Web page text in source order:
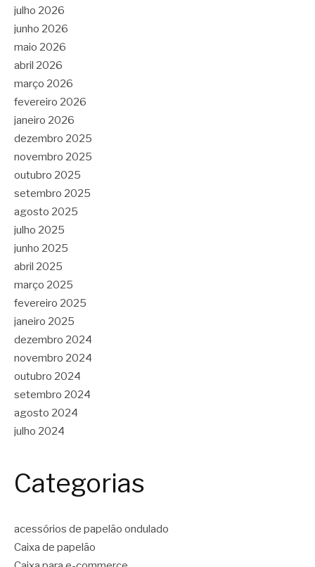
julho 2026
junho 2026
maio 2026
abril 2026
março 2026
fevereiro 2026
janeiro 2026
dezembro 2025
novembro 2025
outubro 2025
setembro 2025
agosto 2025
julho 2025
junho 2025
abril 2025
março 2025
fevereiro 2025
janeiro 2025
dezembro 2024
novembro 2024
outubro 2024
setembro 2024
agosto 2024
julho 2024
Categorias
acessórios de papelão ondulado
Caixa de papelão